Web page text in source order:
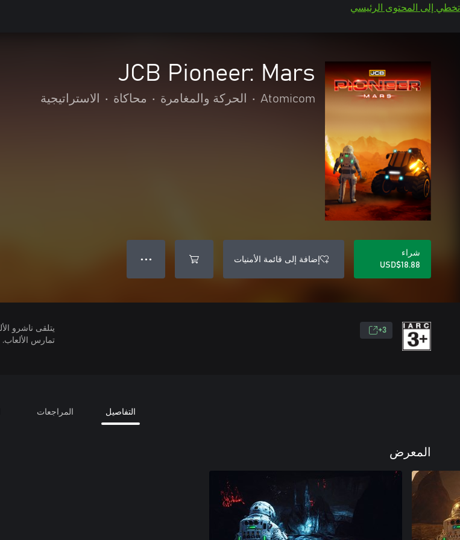
تخطي إلى المحتوى الرئيسي
JCB Pioneer: Mars
Atomicom
• الحركة والمغامرة • محاكاة • الاستراتيجية
شراء
USD$18.88
إضافة إلى قائمة الأمنيات ● ● ●
3+
تمارس الألعاب.
التفاصيل المراجعات
المعرض